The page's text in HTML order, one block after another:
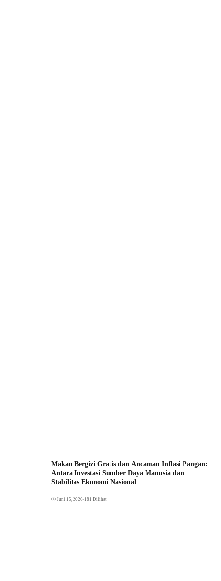
Makan Bergizi Gratis dan Ancaman Inflasi Pangan:
Antara Investasi Sumber Daya Manusia dan
Stabilitas Ekonomi Nasional
Juni 15, 2026•181 Dilihat